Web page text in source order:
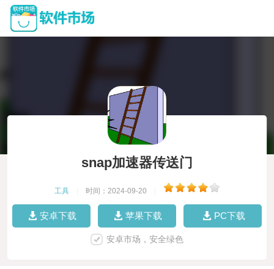
snap加速器传送门
工具 时间：2024-09-20
安卓下载 苹果下载 PC下载
安卓市场，安全绿色